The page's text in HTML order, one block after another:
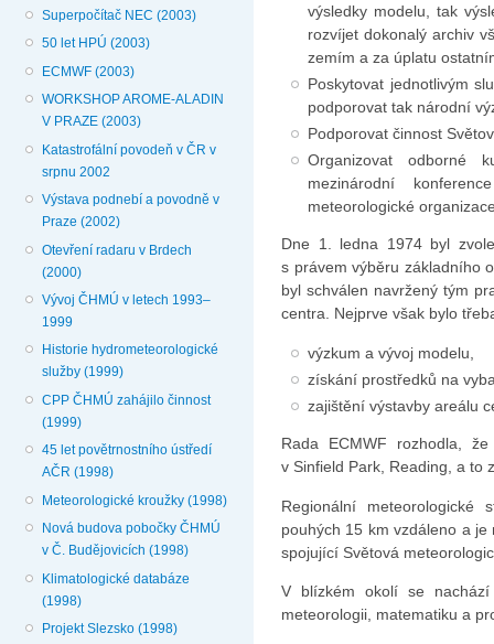
Superpočítač NEC (2003)
50 let HPÚ (2003)
ECMWF (2003)
WORKSHOP AROME-ALADIN
V PRAZE (2003)
Katastrofální povodeň v ČR v
srpnu 2002
Výstava podnebí a povodně v
Praze (2002)
Otevření radaru v Brdech
(2000)
Vývoj ČHMÚ v letech 1993–
1999
Historie hydrometeorologické
služby (1999)
CPP ČHMÚ zahájilo činnost
(1999)
45 let povětrnostního ústředí
AČR (1998)
Meteorologické kroužky (1998)
Nová budova pobočky ČHMÚ
v Č. Budějovicích (1998)
Klimatologické databáze
(1998)
Projekt Slezsko (1998)
výsledky modelu, tak
rozvíjet dokonalý archiv
zemím a za úplatu
Poskytovat jednotlivým
podporovat tak národní
Podporovat činnost
Organizovat odborné
mezinárodní
meteorologické
Dne 1. ledna 1974 byl
s právem výběru základního
byl schválen navržený tým
centra. Nejprve však bylo
výzkum a vývoj modelu,
získání prostředků na
zajištění výstavby areálu
Rada ECMWF rozhodla,
v Sinfield Park, Reading, a to
Regionální
pouhých 15 km vzdáleno a
spojující Světová
V blízkém okolí se
meteorologii, matematiku a